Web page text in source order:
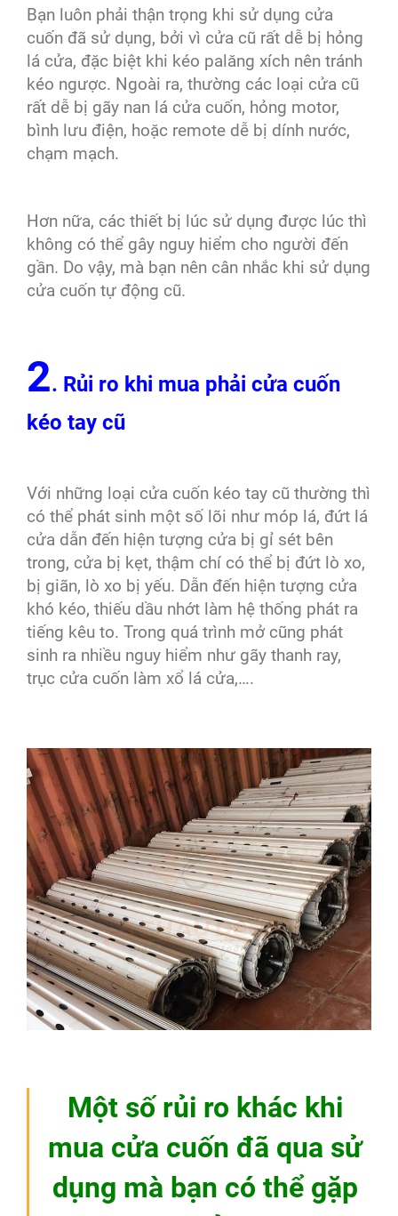
Bạn luôn phải thận trọng khi sử dụng cửa
cuốn đã sử dụng, bởi vì cửa cũ rất dễ bị hỏng
lá cửa, đặc biệt khi kéo palăng xích nên tránh
kéo ngược. Ngoài ra, thường các loại cửa cũ
rất dễ bị gãy nan lá cửa cuốn, hỏng motor,
bình lưu điện, hoặc remote dễ bị dính nước,
chạm mạch.
Hơn nữa, các thiết bị lúc sử dụng được lúc thì
không có thể gây nguy hiểm cho người đến
gần. Do vậy, mà bạn nên cân nhắc khi sử dụng
cửa cuốn tự động cũ.
2. Rủi ro khi mua phải cửa cuốn
kéo tay cũ
Với những loại cửa cuốn kéo tay cũ thường thì
có thể phát sinh một số lõi như móp lá, đứt lá
cửa dẫn đến hiện tượng cửa bị gỉ sét bên
trong, cửa bị kẹt, thậm chí có thể bị đứt lò xo,
bị giãn, lò xo bị yếu. Dẫn đến hiện tượng cửa
khó kéo, thiếu dầu nhớt làm hệ thống phát ra
tiếng kêu to. Trong quá trình mở cũng phát
sinh ra nhiều nguy hiểm như gãy thanh ray,
trục cửa cuốn làm xổ lá cửa,….
Một số rủi ro khác khi
mua cửa cuốn đã qua sử
dụng mà bạn có thể gặp